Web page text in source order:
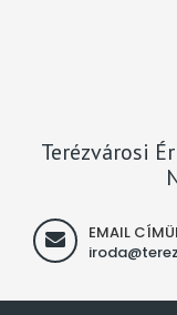
Terézvárosi
EMAIL